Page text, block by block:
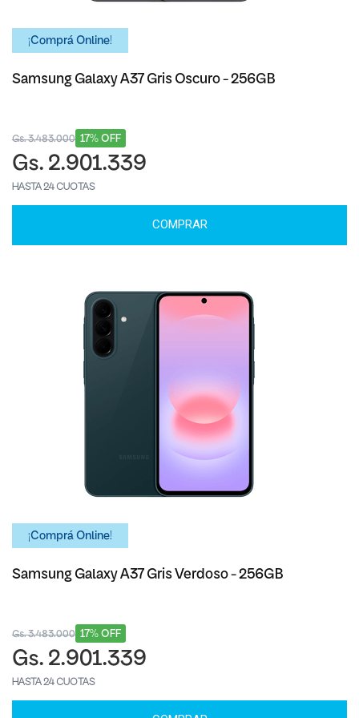
¡Comprá Online!
Samsung Galaxy A37 Gris Oscuro - 256GB
17% OFF
Gs. 3.483.000
Gs. 2.901.339
HASTA 24 CUOTAS
COMPRAR
¡Comprá Online!
Samsung Galaxy A37 Gris Verdoso - 256GB
17% OFF
Gs. 3.483.000
Gs. 2.901.339
HASTA 24 CUOTAS